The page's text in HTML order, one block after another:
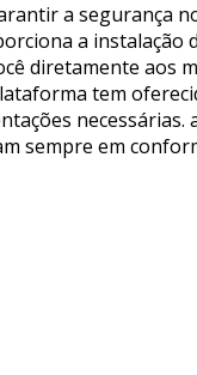
a segurança
a instalação
diretamente aos
tem
sempre em